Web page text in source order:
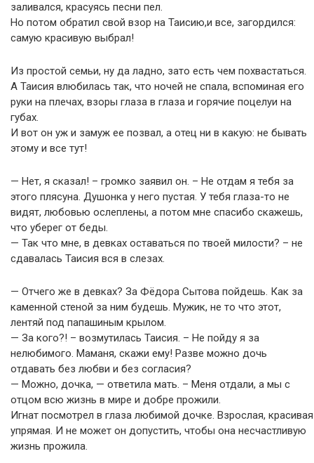
заливался, красуясь песни пел.
Но потом обратил свой взор на Таисию,и все, загордился:
самую красивую выбрал!
Из простой семьи, ну да ладно, зато есть чем похвастаться.
А Таисия влюбилась так, что ночей не спала, вспоминая его
руки на плечах, взоры глаза в глаза и горячие поцелуи на
губах.
И вот он уж и замуж ее позвал, а отец ни в какую: не бывать
этому и все тут!
— Нет, я сказал! – громко заявил он. – Не отдам я тебя за
этого плясуна. Душонка у него пустая. У тебя глаза-то не
видят, любовью ослеплены, а потом мне спасибо скажешь,
что уберег от беды.
— Так что мне, в девках оставаться по твоей милости? – не
сдавалась Таисия вся в слезах.
— Отчего же в девках? За Фёдора Сытова пойдешь. Как за
каменной стеной за ним будешь. Мужик, не то что этот,
лентяй под папашиным крылом.
— За кого?! – возмутилась Таисия. – Не пойду я за
нелюбимого. Маманя, скажи ему! Разве можно дочь
отдавать без любви и без согласия?
— Можно, дочка, — ответила мать. – Меня отдали, а мы с
отцом всю жизнь в мире и добре прожили.
Игнат посмотрел в глаза любимой дочке. Взрослая, красивая
упрямая. И не может он допустить, чтобы она несчастливую
жизнь прожила.